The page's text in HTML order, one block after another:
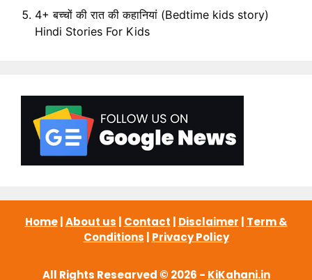
4+ बच्चों की रात की कहानियां (Bedtime kids story)
Hindi Stories For Kids
Home|About us | Contact | Disclaimer | Term &
Conditions | Privacy Policy
All Rights Researved © 2026 - KiKahani.in